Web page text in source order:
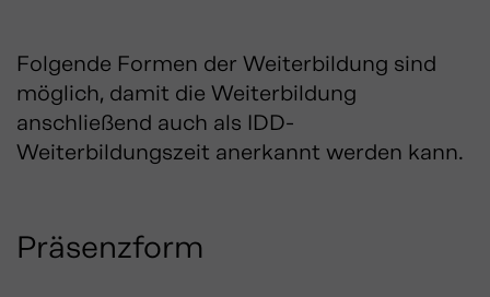
Folgende Formen der Weiterbildung sind
möglich, damit die Weiterbildung
anschließend auch als IDD-
Weiterbildungszeit anerkannt werden kann.
Präsenzform